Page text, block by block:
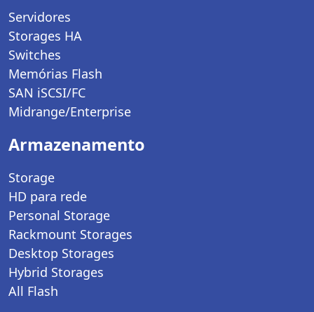
Servidores
Storages HA
Switches
Memórias Flash
SAN iSCSI/FC
Midrange/Enterprise
Armazenamento
Storage
HD para rede
Personal Storage
Rackmount Storages
Desktop Storages
Hybrid Storages
All Flash